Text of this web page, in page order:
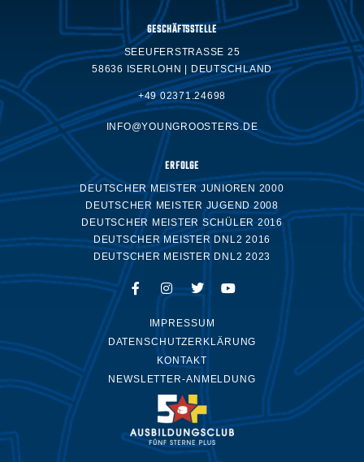
GESCHÄFTSSTELLE
SEEUFERSTRASSE 25
58636 ISERLOHN | DEUTSCHLAND
+49 02371.24698
INFO@YOUNGROOSTERS.DE
ERFOLGE
DEUTSCHER MEISTER JUNIOREN 2000
DEUTSCHER MEISTER JUGEND 2008
DEUTSCHER MEISTER SCHÜLER 2016
DEUTSCHER MEISTER DNL2 2016
DEUTSCHER MEISTER DNL2 2023
IMPRESSUM
DATENSCHUTZERKLÄRUNG
KONTAKT
NEWSLETTER-ANMELDUNG